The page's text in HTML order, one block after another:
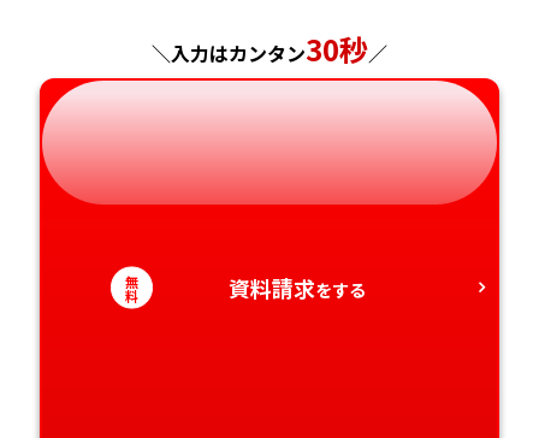
岐阜県
静岡県
奈良県
和歌山県
山口県
徳島県
愛媛県
熊本県
大分県
鹿児島県
＼入力はカンタン30秒／
無
料 資料請求をする